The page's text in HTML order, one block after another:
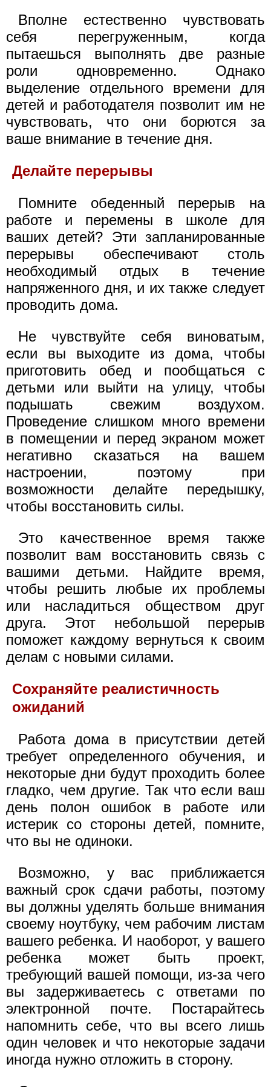
Вполне естественно чувствовать
себя перегруженным, когда
пытаешься выполнять две разные
роли одновременно. Однако
выделение отдельного времени для
детей и работодателя позволит им не
чувствовать, что они борются за
ваше внимание в течение дня.
Делайте перерывы
Помните обеденный перерыв на
работе и перемены в школе для
ваших детей? Эти запланированные
перерывы обеспечивают столь
необходимый отдых в течение
напряженного дня, и их также следует
проводить дома.
Не чувствуйте себя виноватым,
если вы выходите из дома, чтобы
приготовить обед и пообщаться с
детьми или выйти на улицу, чтобы
подышать свежим воздухом.
Проведение слишком много времени
в помещении и перед экраном может
негативно сказаться на вашем
настроении, поэтому при
возможности делайте передышку,
чтобы восстановить силы.
Это качественное время также
позволит вам восстановить связь с
вашими детьми. Найдите время,
чтобы решить любые их проблемы
или насладиться обществом друг
друга. Этот небольшой перерыв
поможет каждому вернуться к своим
делам с новыми силами.
Сохраняйте реалистичность
ожиданий
Работа дома в присутствии детей
требует определенного обучения, и
некоторые дни будут проходить более
гладко, чем другие. Так что если ваш
день полон ошибок в работе или
истерик со стороны детей, помните,
что вы не одиноки.
Возможно, у вас приближается
важный срок сдачи работы, поэтому
вы должны уделять больше внимания
своему ноутбуку, чем рабочим листам
вашего ребенка. И наоборот, у вашего
ребенка может быть проект,
требующий вашей помощи, из-за чего
вы задерживаетесь с ответами по
электронной почте. Постарайтесь
напомнить себе, что вы всего лишь
один человек и что некоторые задачи
иногда нужно отложить в сторону.